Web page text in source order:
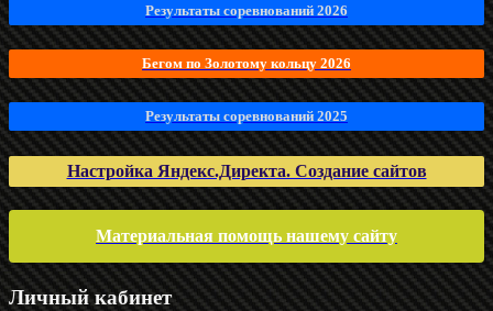
Результаты соревнований 2026
Бегом по Золотому кольцу 2026
Результаты соревнований 2025
Настройка Яндекс.Директа. Создание сайтов
Материальная помощь нашему сайту
Личный кабинет